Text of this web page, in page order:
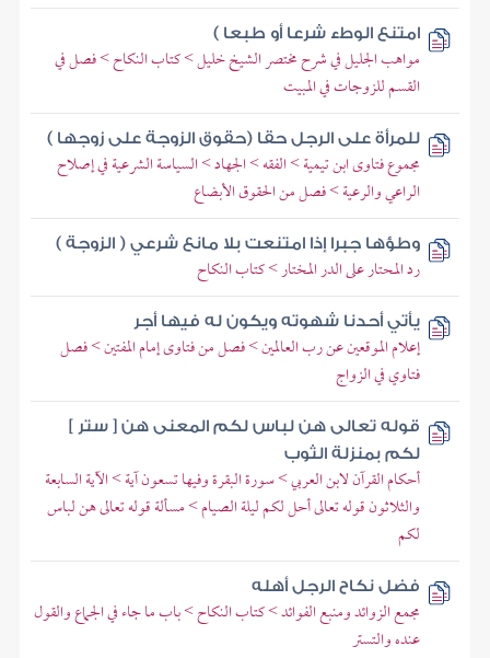
امتنع الوطء شرعا أو طبعا )
مواهب الجليل في شرح مختصر الشيخ خليل > كتاب النكاح > فصل في
القسم للزوجات في المبيت
للمرأة على الرجل حقا (حقوق الزوجة على زوجها )
مجموع فتاوى ابن تيمية > الفقه > الجهاد > السياسة الشرعية في إصلاح
الراعي والرعية > فصل من الحقوق الأبضاع
وطؤها جبرا إذا امتنعت بلا مانع شرعي ( الزوجة )
رد المحتار على الدر المختار > كتاب النكاح
يأتي أحدنا شهوته ويكون له فيها أجر
إعلام الموقعين عن رب العالمين > فصل من فتاوى إمام المفتين > فصل
فتاوي في الزواج
قوله تعالى هن لباس لكم المعنى هن [ ستر ]
لكم بمنزلة الثوب
أحكام القرآن لابن العربي > سورة البقرة وفيها تسعون آية > الآية السابعة
والثلاثون قوله تعالى أحل لكم ليلة الصيام > مسألة قوله تعالى هن لباس
لكم
فضل نكاح الرجل أهله
مجمع الزوائد ومنبع الفوائد > كتاب النكاح > باب ما جاء في الجماع والقول
عنده والتستر